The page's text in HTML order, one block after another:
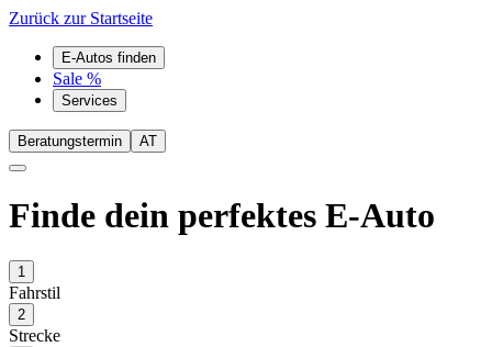
Zurück zur Startseite
E-Autos finden
Sale %
Services
Beratungstermin AT
Finde dein perfektes E-Auto
1
Fahrstil
2
Strecke